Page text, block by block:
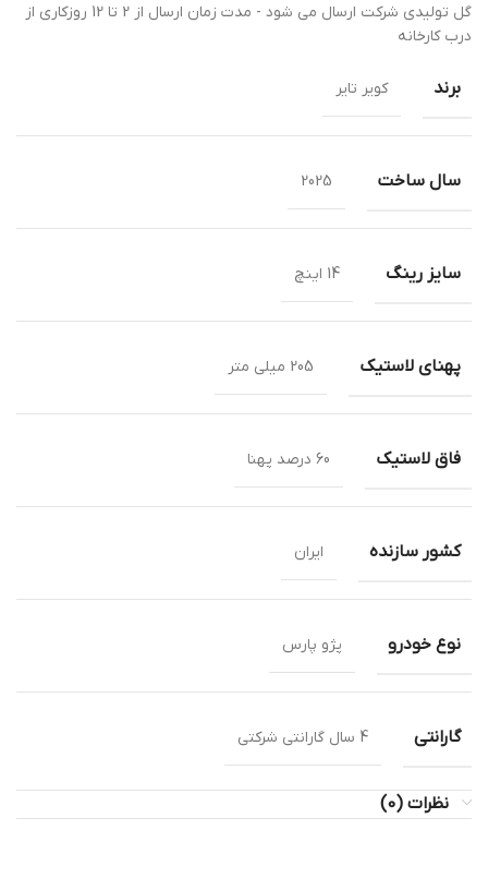
گل تولیدی شرکت ارسال می شود - مدت زمان ارسال از 2 تا 12 روزکاری از
درب کارخانه
برند کویر تایر
سال ساخت 2025
سایز رینگ 14 اینچ
پهنای لاستیک 205 میلی متر
فاق لاستیک 60 درصد پهنا
کشور سازنده ایران
نوع خودرو پژو پارس
گارانتی 4 سال گارانتی شرکتی
نظرات (0)